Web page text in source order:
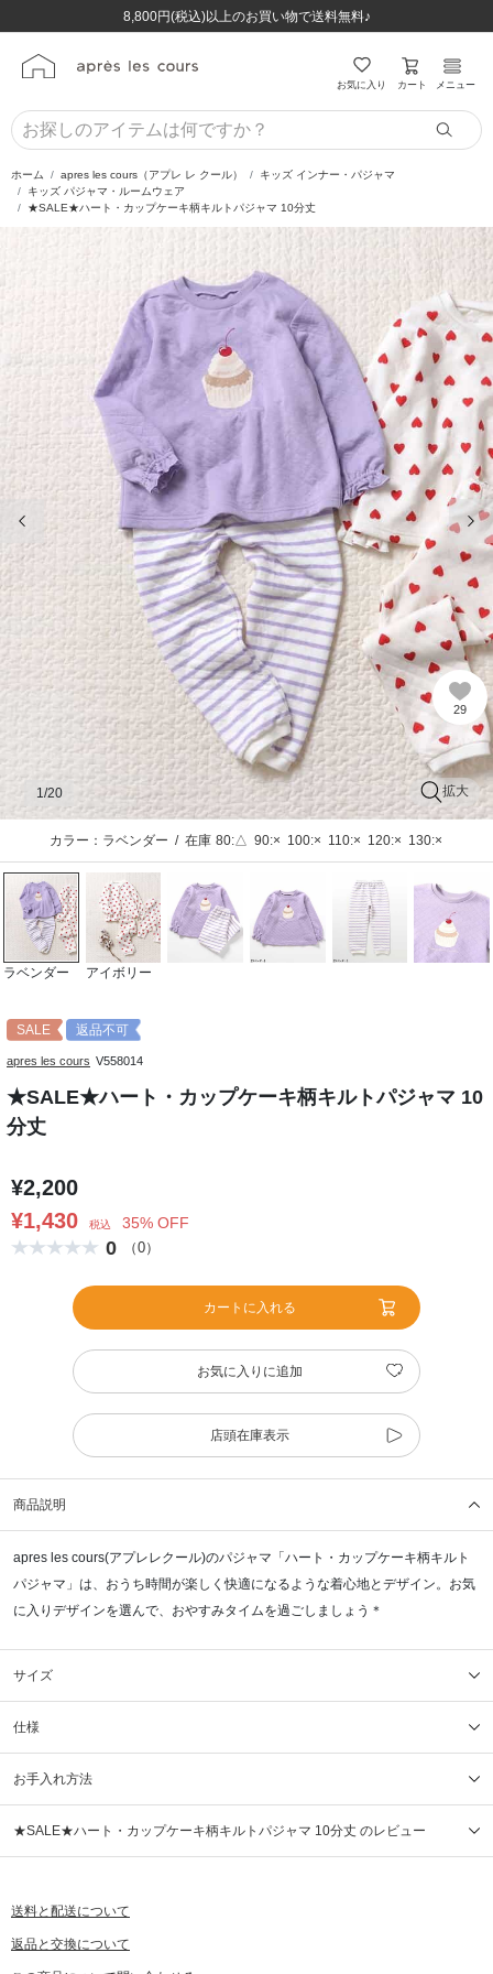
8,800円(税込)以上のお買い物で送料無料♪
ほぼ全品半額！！8/12(水)お昼12:59まで！！
8,800円(税込)以上のお買い物で送料無料♪
ほぼ全品半額！！8/12(水)お昼12:59まで！！
お気に入り カート メニュー
ホーム apres les cours（アプレ レ クール）
キッズ インナー・パジャマ
キッズ パジャマ・ルームウェア
★SALE★ハート・カップケーキ柄キルトパジャマ 10分丈
前の画像 次
29
拡大
1 /20
カラー：ラベンダー / 在庫 80:△ 90:× 100:× 110:× 120:× 130:×
ラベンダー アイボリー
SALE 返品不可
apres les cours V558014
★SALE★ハート・カップケーキ柄キルトパジャマ 10
分丈
¥2,200
¥1,430
税込 35% OFF
0 （0）
カートに入れる
お気に入りに追加
店頭在庫表示
商品説明
apres les cours(アプレレクール)のパジャマ「ハート・カップケーキ柄キルト
パジャマ」は、おうち時間が楽しく快適になるような着心地とデザイン。お気
に入りデザインを選んで、おやすみタイムを過ごしましょう＊
サイズ
仕様
お手入れ方法
★SALE★ハート・カップケーキ柄キルトパジャマ 10分丈 のレビュー
送料と配送について
返品と交換について